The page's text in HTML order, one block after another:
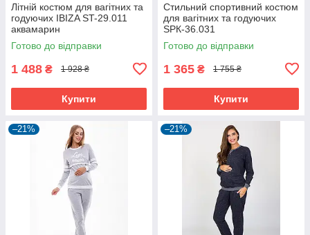
Літній костюм для вагітних та
годуючих IBIZA ST-29.011
аквамарин
Готово до відправки
1 488 ₴ 1 928 ₴
Купити
Стильний спортивний костюм
для вагітних та годуючих
SPК-36.031
Готово до відправки
1 365 ₴ 1 755 ₴
Купити
–21% –21%